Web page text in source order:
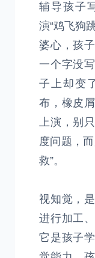
辅导孩子
演“鸡飞狗
婆心，孩
一个字没
子上却变
布，橡皮
上演，别
度问题，
救”。
视知觉，
进行加工
它是孩子